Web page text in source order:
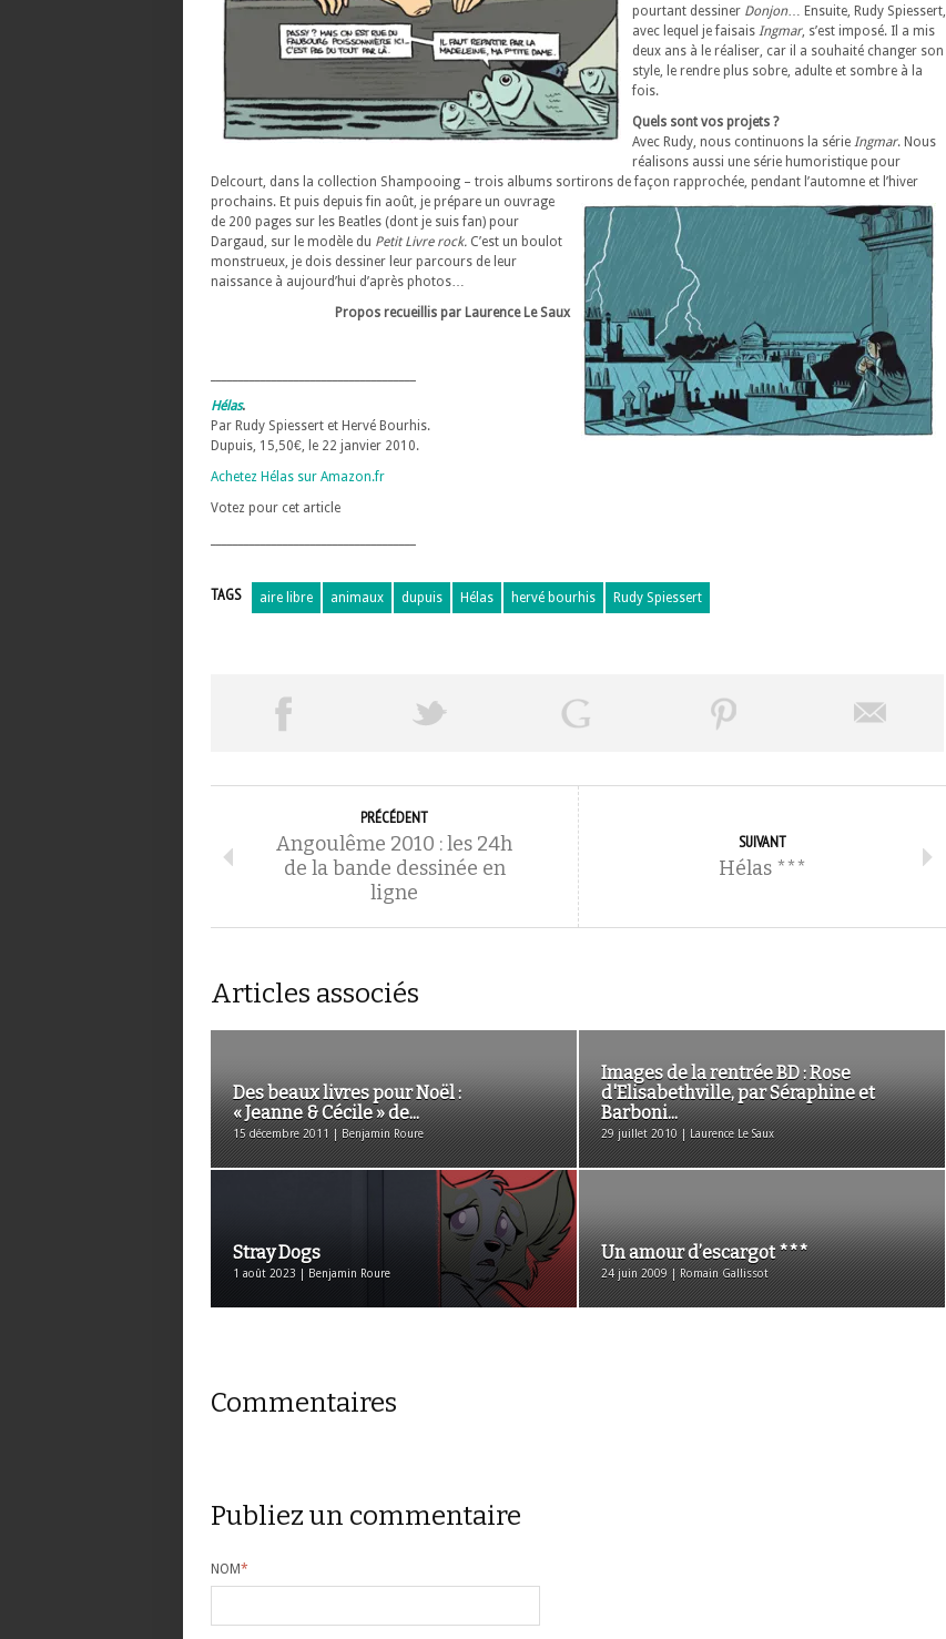
pourtant dessiner Donjon… Ensuite, Rudy Spiessert,
avec lequel je faisais Ingmar, s’est imposé. Il a mis
deux ans à le réaliser, car il a souhaité changer son
style, le rendre plus sobre, adulte et sombre à la
fois.
Quels sont vos projets ?
Avec Rudy, nous continuons la série Ingmar. Nous
réalisons aussi une série humoristique pour
Delcourt, dans la collection Shampooing – trois albums sortirons de façon rapprochée, pendant l’automne et l’hiver
prochains. Et puis depuis fin août, je prépare un ouvrage
de 200 pages sur les Beatles (dont je suis fan) pour
Dargaud, sur le modèle du Petit Livre rock. C’est un boulot
monstrueux, je dois dessiner leur parcours de leur
naissance à aujourd’hui d’après photos…
Propos recueillis par Laurence Le Saux
Hélas.
Par Rudy Spiessert et Hervé Bourhis.
Dupuis, 15,50€, le 22 janvier 2010.
Achetez Hélas sur Amazon.fr
Votez pour cet article
TAGS aire libre animaux dupuis Hélas hervé bourhis Rudy Spiessert
PRÉCÉDENT
Angoulême 2010 : les 24h
de la bande dessinée en
ligne
SUIVANT
Hélas ***
Articles associés
Des beaux livres pour Noël :
« Jeanne & Cécile » de...
15 décembre 2011 | Benjamin Roure
Images de la rentrée BD : Rose
d'Elisabethville, par Séraphine et
Barboni...
29 juillet 2010 | Laurence Le Saux
Stray Dogs
1 août 2023 | Benjamin Roure
Un amour d’escargot ***
24 juin 2009 | Romain Gallissot
Commentaires
Publiez un commentaire
NOM*